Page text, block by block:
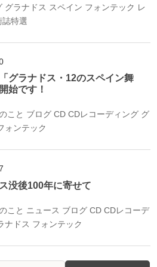
グラナドス スペイン フォンテック レ
誌特選
グラナドス・12のスペイン舞
始です！
こと ブログ CD CDレコーディング グ
ォンテック
没後100年に寄せて
こと ニュース ブログ CD CDレコーデ
ナドス フォンテック